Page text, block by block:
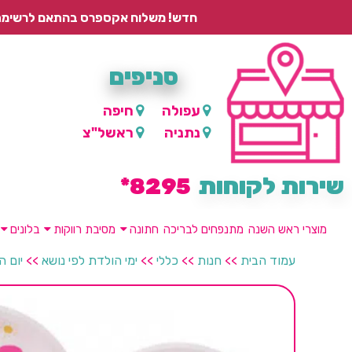
חדש! משלוח אקספרס בהתאם לרשימת היישובים – עד 2 ימי עסקים, ועד 4 ימי עסקים למוצרים
סניפים
עפולה
חיפה
נתניה
ראשל"צ
שירות לקוחות 8295*
מוצרי ראש השנה מתנפחים לבריכה חתונה מסיבת רווקות בלונים
עמוד הבית >> חנות >> כללי >> ימי הולדת לפי נושא >> יום